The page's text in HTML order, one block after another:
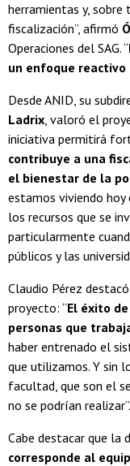
herramientas y,
fiscalización”, afirmó
Operaciones del SAG. “
un enfoque
Desde ANID, su
Ladrix, valoró el
iniciativa permitirá
contribuye a una
el bienestar de la
estamos viviendo
los recursos que se
particularmente
públicos y las
Claudio Pérez
proyecto: “El éxito
personas que
haber entrenado el
que utilizamos. Y sin
facultad, que son el
no se podrían realizar”.
Cabe destacar que la
corresponde al